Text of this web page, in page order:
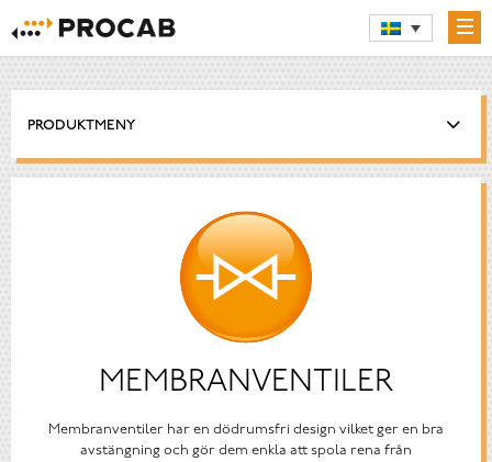
PRODUKTMENY
MEMBRANVENTILER
Membranventiler har en dödrumsfri design vilket ger en bra
avstängning och gör dem enkla att spola rena från